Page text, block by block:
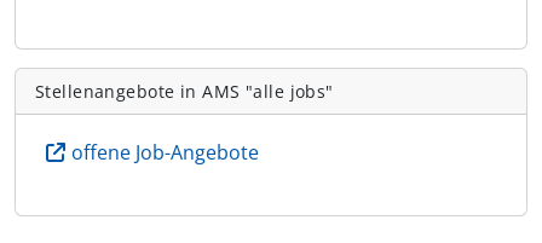
Stellenangebote in AMS "alle jobs"
offene Job-Angebote